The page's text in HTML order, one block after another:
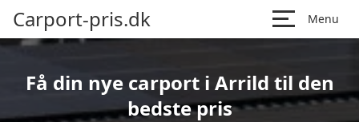
Carport-pris.dk Menu
Få din nye carport i Arrild til den
bedste pris